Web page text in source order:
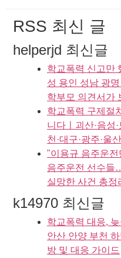
RSS 최신 글
helperjd 최신글
학교폭력 신고만
성 용인 성남 광
학부모 의견서가
학교폭력 구제절
니다ㅣ괴산·음성
천·대구·광주·울
"이용규 음주운
음주운전 선수들
실망한 사건 총정
k14970 최신글
학교폭력 대응,
안산 안양 부천
방 및 대응 가이드